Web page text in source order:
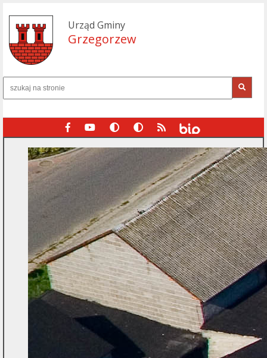
Urząd Gminy
Grzegorzew